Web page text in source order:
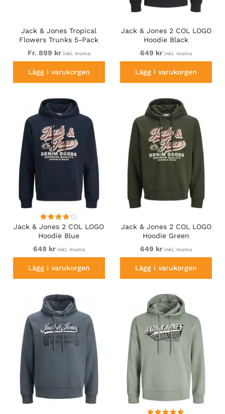
Jack & Jones Tropical
Flowers Trunks 5-Pack
Blue
Fr. 899 krinkl. moms
Lägg i varukorgen
Jack & Jones 2 COL LOGO
Hoodie Black
649 kr inkl. moms
Lägg i varukorgen
Jack & Jones 2 COL LOGO
Hoodie Blue
649 krinkl. moms
Lägg i varukorgen
Jack & Jones 2 COL LOGO
Hoodie Green
649 kr inkl. moms
Lägg i varukorgen